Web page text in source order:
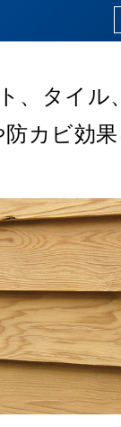
・UVカ
なコーテ
環境対応、
びいた
かした製
を発揮し
衝撃吸音
完了しま
、タイル
カビ効果